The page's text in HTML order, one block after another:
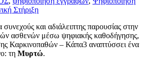
Στήριξη
και αδιάλειπτης παρουσίας στην
ασθενών μέσω ψηφιακής καθοδήγησης,
Καρκινοπαθών – Κάπα3 αναπτύσσει ένα
τη Μυρτώ.